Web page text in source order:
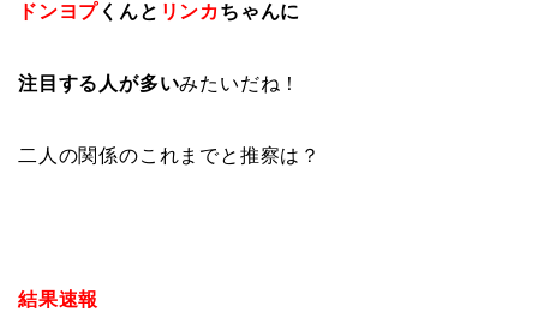
ドンヨプ くんと リンカちゃんに
注目する人が多いみたいだね！
二人の関係のこれまでと推察は？
結果速報